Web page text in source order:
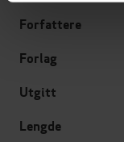
Forfattere
Forlag
Utgitt
Lengde